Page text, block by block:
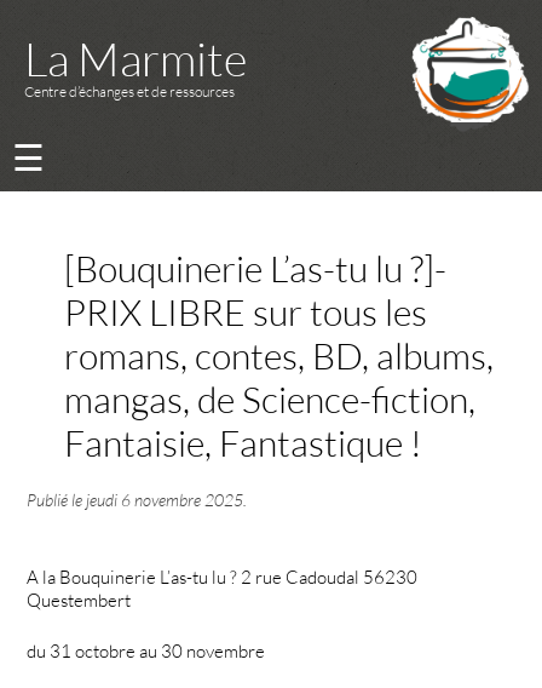
La Marmite
Centre d’échanges et de ressources
☰
[Bouquinerie L’as-tu lu ?]-
PRIX LIBRE sur tous les
romans, contes, BD, albums,
mangas, de Science-fiction,
Fantaisie, Fantastique !
Publié le jeudi 6 novembre 2025
A la Bouquinerie L’as-tu lu ? 2 rue Cadoudal 56230
Questembert
du 31 octobre au 30 novembre